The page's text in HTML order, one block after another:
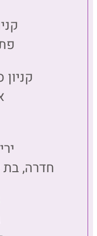
חדרה, בת